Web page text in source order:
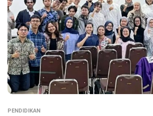
PENDIDIKAN